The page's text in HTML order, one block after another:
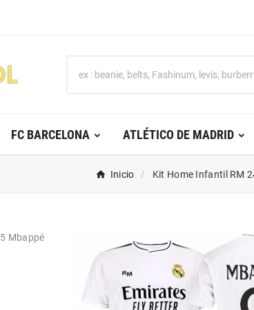
FC BARCELONA ATLÉTICO DE MADRID
Inicio Kit Home Infantil RM